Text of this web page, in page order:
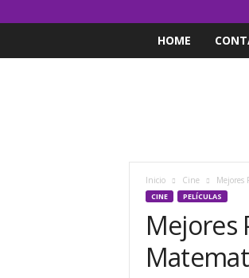
HOME
Inicio Cine Mejores
CINE PELÍCULAS
Mejores